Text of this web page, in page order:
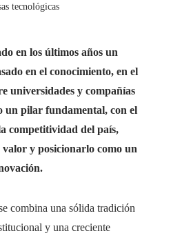
tecnológicas
en los últimos años un
en el conocimiento, en el
universidades y compañías
un pilar fundamental, con el
competitividad del país,
valor y posicionarlo como un
combina una sólida tradición
y una creciente